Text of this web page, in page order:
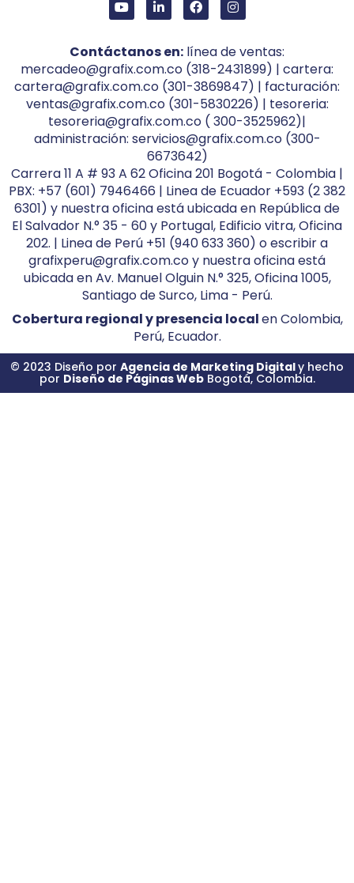
Contáctanos en: línea de ventas:
mercadeo@grafix.com.co (318-2431899) | cartera:
cartera@grafix.com.co (301-3869847) | facturación:
ventas@grafix.com.co (301-5830226) | tesoreria:
tesoreria@grafix.com.co ( 300-3525962)|
administración: servicios@grafix.com.co (300-
6673642)
Carrera 11 A # 93 A 62 Oficina 201 Bogotá - Colombia |
PBX: +57 (601) 7946466 | Linea de Ecuador +593 (2 382
6301) y nuestra oficina está ubicada en República de
El Salvador N.° 35 - 60 y Portugal, Edificio vitra, Oficina
202. | Linea de Perú +51 (940 633 360) o escribir a
grafixperu@grafix.com.co y nuestra oficina está
ubicada en Av. Manuel Olguin N.° 325, Oficina 1005,
Santiago de Surco, Lima - Perú.
Cobertura regional y presencia localen Colombia,
Perú, Ecuador.
© 2023 Diseño por Agencia de Marketing Digitaly hecho
por Diseño de Páginas WebBogotá, Colombia.